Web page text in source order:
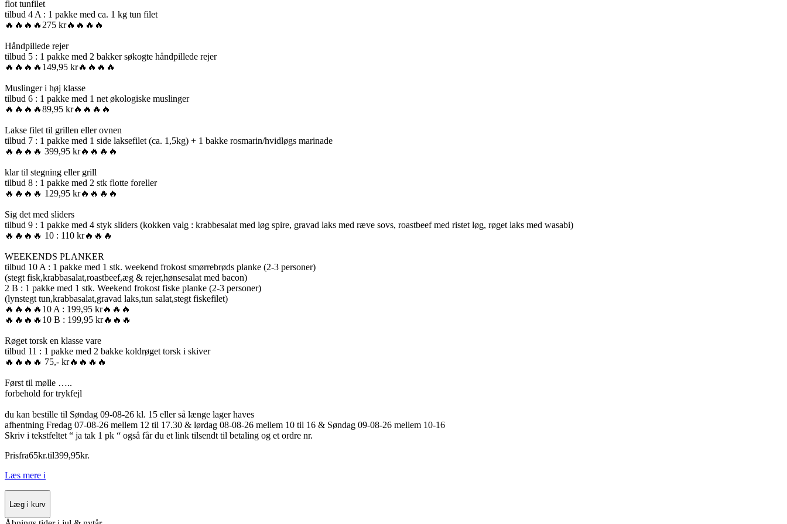
flot tunfilet
tilbud 4 A : 1 pakke med ca. 1 kg tun filet
🔥🔥🔥🔥275 kr🔥🔥🔥🔥
Håndpillede rejer
tilbud 5 : 1 pakke med 2 bakker søkogte håndpillede rejer
🔥🔥🔥🔥149,95 kr🔥🔥🔥🔥
Muslinger i høj klasse
tilbud 6 : 1 pakke med 1 net økologiske muslinger
🔥🔥🔥🔥89,95 kr🔥🔥🔥🔥
Lakse filet til grillen eller ovnen
tilbud 7 : 1 pakke med 1 side laksefilet (ca. 1,5kg) + 1 bakke rosmarin/hvidløgs marinade
🔥🔥🔥🔥 399,95 kr🔥🔥🔥🔥
klar til stegning eller grill
tilbud 8 : 1 pakke med 2 stk flotte foreller
🔥🔥🔥🔥 129,95 kr🔥🔥🔥🔥
Sig det med sliders
tilbud 9 : 1 pakke med 4 styk sliders (kokken valg : krabbesalat med løg spire, gravad laks med ræve sovs, roastbeef med ristet løg, røget laks med wasabi)
🔥🔥🔥🔥 10 : 110 kr🔥🔥🔥
WEEKENDS PLANKER
tilbud 10 A : 1 pakke med 1 stk. weekend frokost smørrebrøds planke (2-3 personer)
(stegt fisk,krabbasalat,roastbeef,æg & rejer,hønsesalat med bacon)
2 B : 1 pakke med 1 stk. Weekend frokost fiske planke (2-3 personer)
(lynstegt tun,krabbasalat,gravad laks,tun salat,stegt fiskefilet)
🔥🔥🔥🔥10 A : 199,95 kr🔥🔥🔥
🔥🔥🔥🔥10 B : 199,95 kr🔥🔥🔥
Røget torsk en klasse vare
tilbud 11 : 1 pakke med 2 bakke koldrøget torsk i skiver
🔥🔥🔥🔥 75,- kr🔥🔥🔥🔥
Først til mølle …..
forbehold for trykfejl
du kan bestille til Søndag 09-08-26 kl. 15 eller så længe lager haves
afhentning Fredag 07-08-26 mellem 12 til 17.30 & lørdag 08-08-26 mellem 10 til 16 & Søndag 09-08-26 mellem 10-16
Skriv i tekstfeltet “ ja tak 1 pk “ også får du et link tilsendt til betaling og et ordre nr.
Prisfra65kr.til399,95kr.
Læs mere i
Læg i kurv